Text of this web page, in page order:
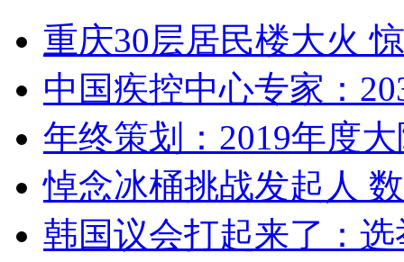
重庆30层居民楼大火
中国疾控中心专家：
年终策划：2019年度
悼念冰桶挑战发起人
韩国议会打起来了：